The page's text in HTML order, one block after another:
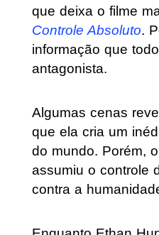
que deixa o filme
Controle Absoluto.
informação que
antagonista.
Algumas cenas
que ela cria um
do mundo. Porém,
assumiu o controle
contra a